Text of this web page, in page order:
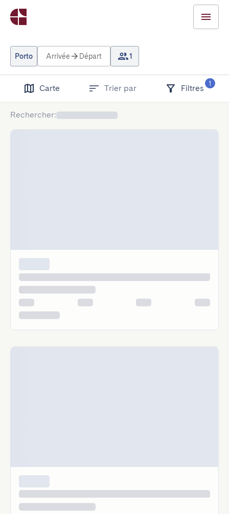
Porto Arrivée Départ 1
Carte Trier par Filtres
1
Rechercher: